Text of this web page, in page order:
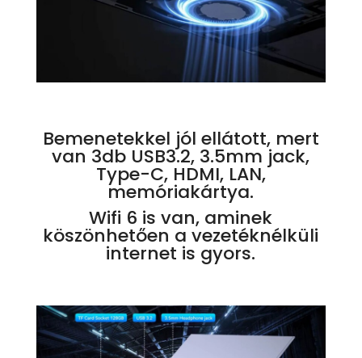
Bemenetekkel jól ellátott, mert
van 3db USB3.2, 3.5mm jack,
Type-C, HDMI, LAN,
memóriakártya.
Wifi 6 is van, aminek
köszönhetően a vezetéknélküli
internet is gyors.